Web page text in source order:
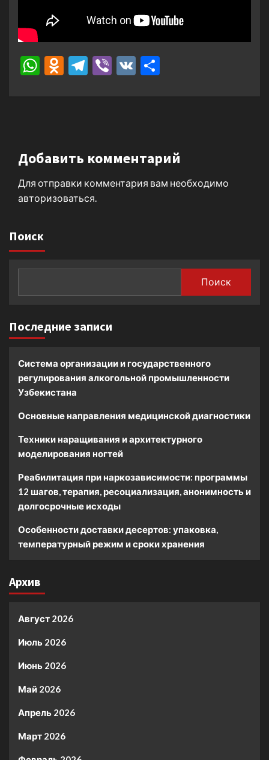
WhatsApp
Odnoklassniki
Telegram
Viber
VK
Добавить комментарий
Для отправки комментария вам необходимо
авторизоваться
Поиск
Поиск
Последние записи
Система организации и государственного
регулирования алкогольной промышленности
Узбекистана
Основные направления медицинской диагностики
Техники наращивания и архитектурного
моделирования ногтей
Реабилитация при наркозависимости: программы
12 шагов, терапия, ресоциализация, анонимность и
долгосрочные исходы
Особенности доставки десертов: упаковка,
температурный режим и сроки хранения
Архив
Август 2026
Июль 2026
Июнь 2026
Май 2026
Апрель 2026
Март 2026